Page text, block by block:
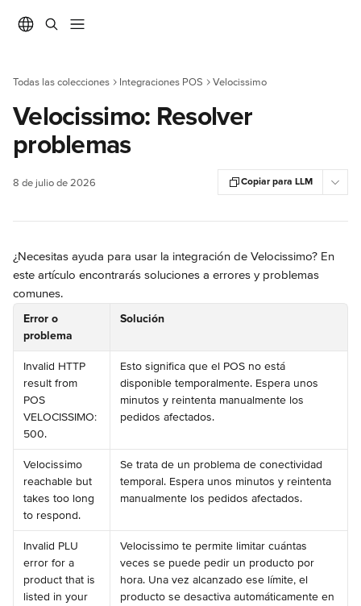
Todas las colecciones Integraciones POS Velocissimo
Velocissimo: Resolver
problemas
8 de julio de 2026 Copiar para LLM
¿Necesitas ayuda para usar la integración de Velocissimo? En
este artículo encontrarás soluciones a errores y problemas
comunes.
Error o
problema
Solución
Invalid HTTP
result from
POS
VELOCISSIMO:
500.
Esto significa que el POS no está
disponible temporalmente. Espera unos
minutos y reintenta manualmente los
pedidos afectados.
Velocissimo
reachable but
takes too long
to respond.
Se trata de un problema de conectividad
temporal. Espera unos minutos y reintenta
manualmente los pedidos afectados.
Invalid PLU
error for a
product that is
listed in your
Velocissimo te permite limitar cuántas
veces se puede pedir un producto por
hora. Una vez alcanzado ese límite, el
producto se desactiva automáticamente en